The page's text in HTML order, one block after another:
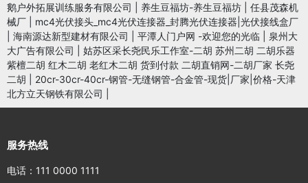
鹅户外拓展训练服务有限公司
养生豆福坊-养生豆福坊
任县茂森机
械厂
mc4光伏接头_mc4光伏连接器_封腾光伏连接器|光伏接线盒厂
海南源达新型建材有限公司 平潭人门户网 -欢迎您的光临
泉州大
大广告有限公司
姑苏区采长尧民乐工作室-二胡 苏州二胡 二胡乐器
紫檀二胡 红木二胡 老红木二胡 货到付款 二胡直销网-二胡厂家 长尧
二胡
20cr-30cr-40cr-钢管-无缝钢管-合金管-现货|厂家|价格-天津
北方立天钢铁有限公司
服务热线
电话：111 0000 1111